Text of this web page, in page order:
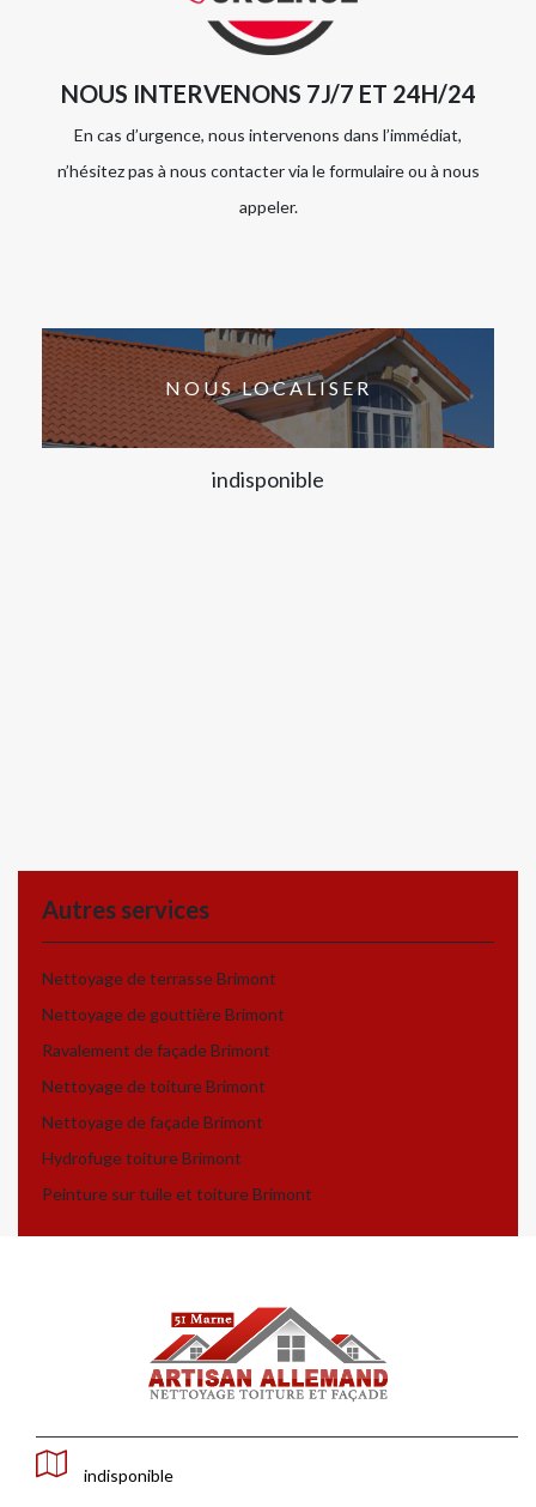
NOUS INTERVENONS 7J/7 ET 24H/24
En cas d’urgence, nous intervenons dans l’immédiat,
n’hésitez pas à nous contacter via le formulaire ou à nous
appeler.
NOUS LOCALISER
indisponible
Autres services
Nettoyage de terrasse Brimont
Nettoyage de gouttière Brimont
Ravalement de façade Brimont
Nettoyage de toiture Brimont
Nettoyage de façade Brimont
Hydrofuge toiture Brimont
Peinture sur tuile et toiture Brimont
indisponible